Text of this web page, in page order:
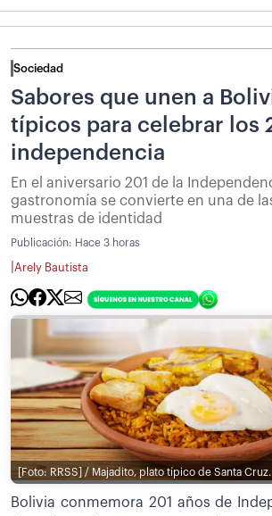
Sociedad
Sabores que unen a
típicos para celebrar los
independencia
En el aniversario 201 de la
gastronomía se convierte en una de
muestras de identidad
Publicación: Hace 3 horas
Arely Bautista
[Foto: RRSS] / Majadito, plato típico de Santa Cruz.
Bolivia conmemora 201 años de